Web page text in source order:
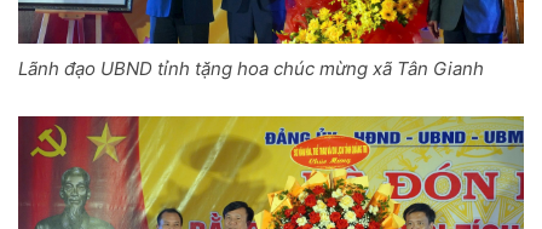
Lãnh đạo UBND tỉnh tặng hoa chúc mừng xã Tân Gianh